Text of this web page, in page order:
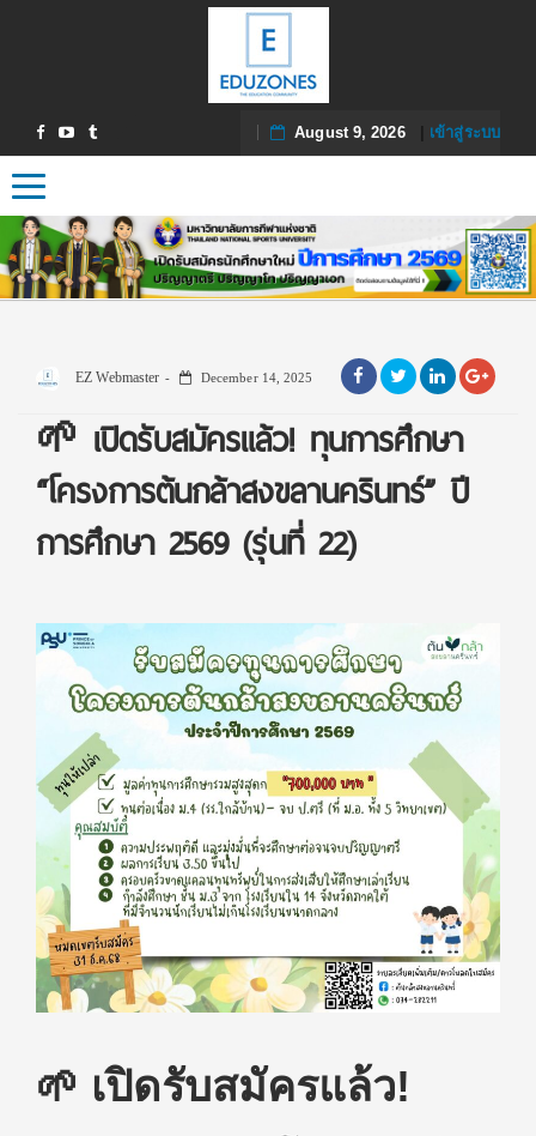
August 9, 2026| เข้าสู่ระบบ
Toggle navigation
EZ Webmaster December 14, 2025
🌱 เปิดรับสมัครแล้ว! ทุนการศึกษา
“โครงการต้นกล้าสงขลานครินทร์” ปี
การศึกษา 2569 (รุ่นที่ 22)
🌱 เปิดรับสมัครแล้ว!